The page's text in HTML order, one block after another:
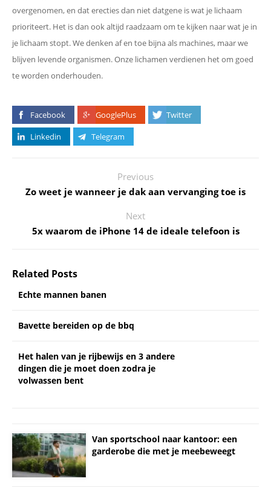
overgenomen, en dat erecties dan niet datgene is wat je lichaam
prioriteert. Het is dan ook altijd raadzaam om te kijken naar wat je in
je lichaam stopt. We denken af en toe bijna als machines, maar we
blijven levende organismen. Onze lichamen verdienen het om goed
te worden onderhouden.
Facebook GooglePlus
Twitter
Linkedin
Telegram
Previous
Zo weet je wanneer je dak aan vervanging toe is
Next
5x waarom de iPhone 14 de ideale telefoon is
Related Posts
Echte mannen banen
Bavette bereiden op de bbq
Het halen van je rijbewijs en 3 andere
dingen die je moet doen zodra je
volwassen bent
Van sportschool naar kantoor: een
garderobe die met je meebeweegt